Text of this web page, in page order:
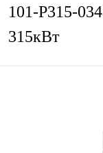
101-P315-
315кВт